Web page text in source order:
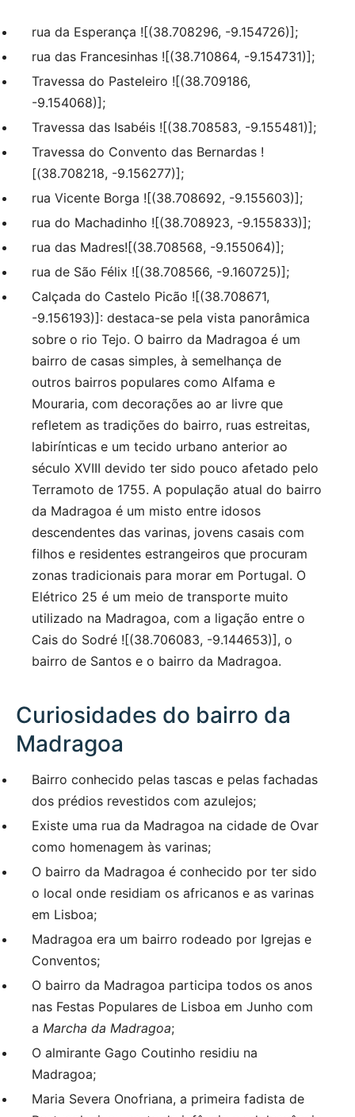
rua da Esperança ![(38.708296, -9.154726)];
rua das Francesinhas ![(38.710864, -9.154731)];
Travessa do Pasteleiro ![(38.709186,
-9.154068)];
Travessa das Isabéis ![(38.708583, -9.155481)];
Travessa do Convento das Bernardas !
[(38.708218, -9.156277)];
rua Vicente Borga ![(38.708692, -9.155603)];
rua do Machadinho ![(38.708923, -9.155833)];
rua das Madres![(38.708568, -9.155064)];
rua de São Félix ![(38.708566, -9.160725)];
Calçada do Castelo Picão ![(38.708671,
-9.156193)]: destaca-se pela vista panorâmica
sobre o rio Tejo. O bairro da Madragoa é um
bairro de casas simples, à semelhança de
outros bairros populares como Alfama e
Mouraria, com decorações ao ar livre que
refletem as tradições do bairro, ruas estreitas,
labirínticas e um tecido urbano anterior ao
século XVIII devido ter sido pouco afetado pelo
Terramoto de 1755. A população atual do bairro
da Madragoa é um misto entre idosos
descendentes das varinas, jovens casais com
filhos e residentes estrangeiros que procuram
zonas tradicionais para morar em Portugal. O
Elétrico 25 é um meio de transporte muito
utilizado na Madragoa, com a ligação entre o
Cais do Sodré ![(38.706083, -9.144653)], o
bairro de Santos e o bairro da Madragoa.
Curiosidades do bairro da
Madragoa
Bairro conhecido pelas tascas e pelas fachadas
dos prédios revestidos com azulejos;
Existe uma rua da Madragoa na cidade de Ovar
como homenagem às varinas;
O bairro da Madragoa é conhecido por ter sido
o local onde residiam os africanos e as varinas
em Lisboa;
Madragoa era um bairro rodeado por Igrejas e
Conventos;
O bairro da Madragoa participa todos os anos
nas Festas Populares de Lisboa em Junho com
a Marcha da Madragoa;
O almirante Gago Coutinho residiu na
Madragoa;
Maria Severa Onofriana, a primeira fadista de